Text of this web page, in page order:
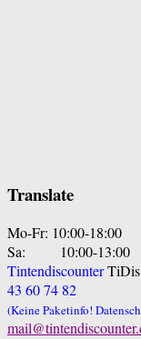
Translate
Mo-Fr: 10:00-18:00
Sa: 10:00-13:00
TintendiscounterTiDis
43 60 74 82
(Keine Paketinfo!